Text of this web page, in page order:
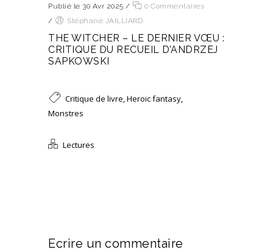
Publié le 30 Avr 2025 /
0 Commentaires
/
Stéphane JAILLIARD
THE WITCHER – LE DERNIER VŒU :
CRITIQUE DU RECUEIL D’ANDRZEJ
SAPKOWSKI
Critique de livre,Heroic fantasy,
Monstres
Lectures
Ecrire un commentaire